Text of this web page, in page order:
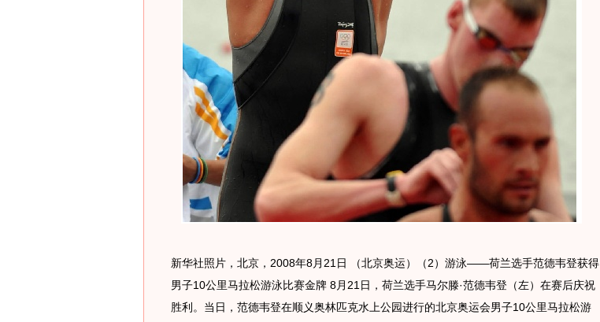
新华社照片，北京，2008年8月21日 （北京奥运）（2）游泳——荷兰选手范德韦登获得
男子10公里马拉松游泳比赛金牌 8月21日，荷兰选手马尔滕·范德韦登（左）在赛后庆祝
胜利。当日，范德韦登在顺义奥林匹克水上公园进行的北京奥运会男子10公里马拉松游